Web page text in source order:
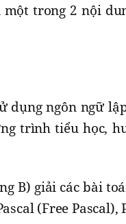
trong 2 nội
dụng ngôn ngữ
trình tiểu học,
B) giải các bài
(Free Pascal),